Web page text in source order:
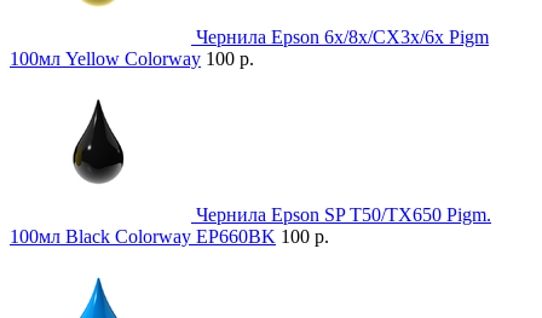
Чернила Epson 6x/8x/CX3x/6x Pigm
100мл Yellow Colorway 100 р.
Чернила Epson SP T50/TX650 Pigm.
100мл Black Colorway EP660BK 100 р.